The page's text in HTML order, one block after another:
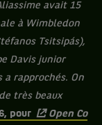
avait 15
à Wimbledon
Tsitsipás),
Davis junior
a rapprochés. On
très beaux
pour
Open Co